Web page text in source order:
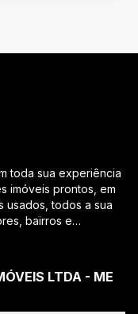
toda sua experiência
imóveis prontos, em
usados, todos a sua
bairros e
para responder-lhe
terrenos,
Quais
LTDA - ME